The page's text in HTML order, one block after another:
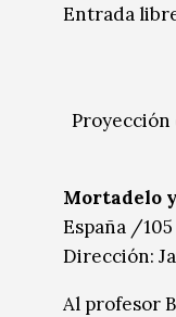
Entrada
Proyección
Mortadelo
España /
Dirección:
Al profesor